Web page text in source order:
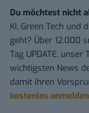
Du möchtest nicht
KI, Green Tech und
geht? Über 12.000
Tag UPDATE,
wichtigsten News
damit ihren
kostenlos